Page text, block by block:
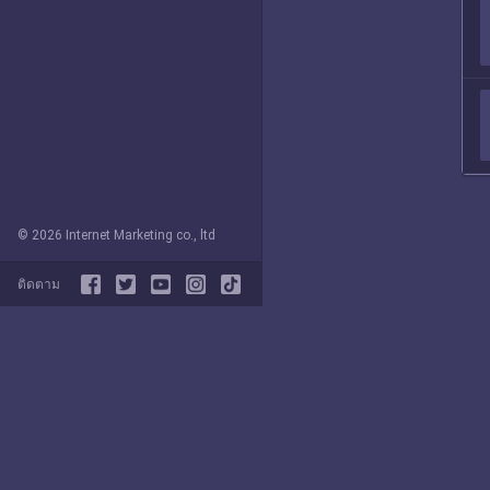
© 2026 Internet Marketing co., ltd
ติดตาม